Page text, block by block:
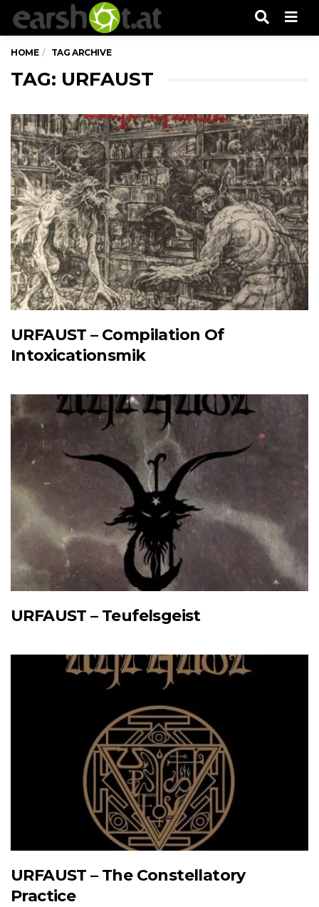
HOME TAG ARCHIVE
TAG: URFAUST
URFAUST – Compilation Of
Intoxicationsmik
URFAUST – Teufelsgeist
URFAUST – The Constellatory
Practice